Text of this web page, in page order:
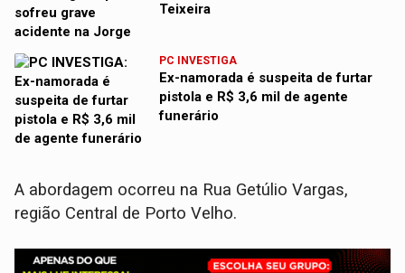
Teixeira
PC INVESTIGA
Ex-namorada é suspeita de furtar
pistola e R$ 3,6 mil de agente
funerário
A abordagem ocorreu na Rua Getúlio Vargas,
região Central de Porto Velho.